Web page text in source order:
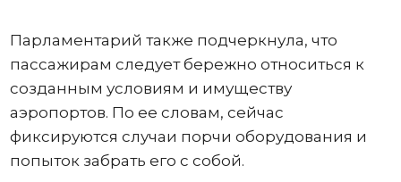
Парламентарий также подчеркнула, что
пассажирам следует бережно относиться к
созданным условиям и имуществу
аэропортов. По ее словам, сейчас
фиксируются случаи порчи оборудования и
попыток забрать его с собой.